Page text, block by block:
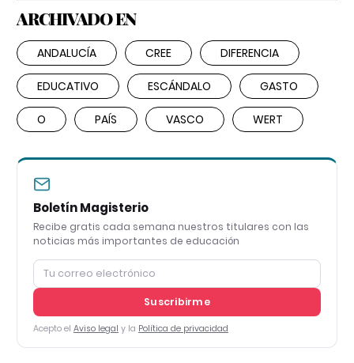
ARCHIVADO EN
ANDALUCÍA CREE DIFERENCIA
EDUCATIVO ESCÁNDALO GASTO
O PAÍS VASCO WERT
Boletín Magisterio
Recibe gratis cada semana nuestros titulares con las
noticias más importantes de educación
Suscribirme
Acepto el Aviso legal y la Política de privacidad